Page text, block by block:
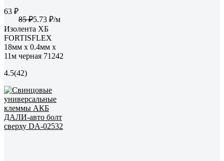
63 ₽
85 ₽5.73 ₽/м
Изолента ХБ
FORTISFLEX
18мм х 0.4мм х
11м черная 71242
4.5(42)